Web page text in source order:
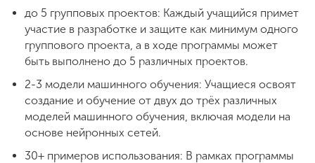
до 5 групповых проектов: Каждый учащийся примет
участие в разработке и защите как минимум одного
группового проекта, а в ходе программы может
быть выполнено до 5 различных проектов.
2-3 модели машинного обучения: Учащиеся освоят
создание и обучение от двух до трёх различных
моделей машинного обучения, включая модели на
основе нейронных сетей.
30+ примеров использования: В рамках программы